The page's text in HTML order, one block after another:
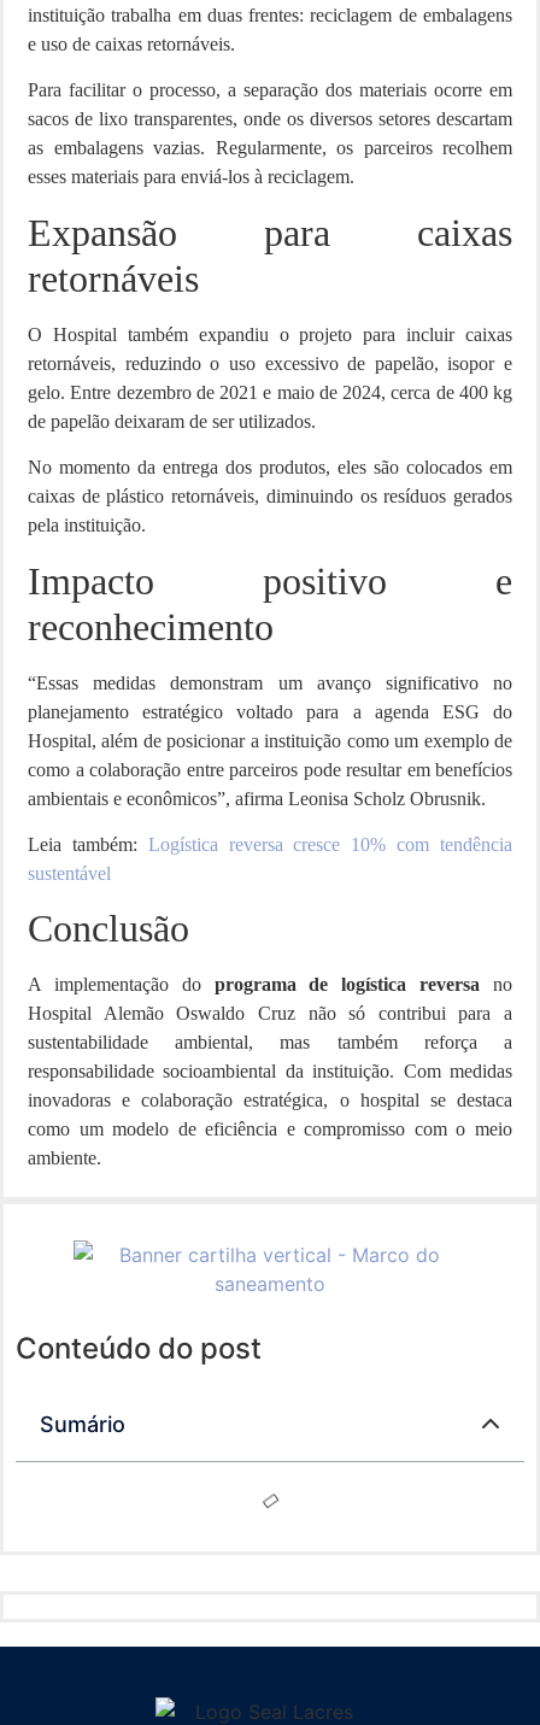
instituição trabalha em duas frentes: reciclagem de embalagens
e uso de caixas retornáveis.
Para facilitar o processo, a separação dos materiais ocorre em
sacos de lixo transparentes, onde os diversos setores descartam
as embalagens vazias. Regularmente, os parceiros recolhem
esses materiais para enviá-los à reciclagem.
Expansão para caixas
retornáveis
O Hospital também expandiu o projeto para incluir caixas
retornáveis, reduzindo o uso excessivo de papelão, isopor e
gelo. Entre dezembro de 2021 e maio de 2024, cerca de 400 kg
de papelão deixaram de ser utilizados.
No momento da entrega dos produtos, eles são colocados em
caixas de plástico retornáveis, diminuindo os resíduos gerados
pela instituição.
Impacto positivo e
reconhecimento
“Essas medidas demonstram um avanço significativo no
planejamento estratégico voltado para a agenda ESG do
Hospital, além de posicionar a instituição como um exemplo de
como a colaboração entre parceiros pode resultar em benefícios
ambientais e econômicos”, afirma Leonisa Scholz Obrusnik.
Leia também: Logística reversa cresce 10% com tendência
sustentável
Conclusão
A implementação do programa de logística reversa no
Hospital Alemão Oswaldo Cruz não só contribui para a
sustentabilidade ambiental, mas também reforça a
responsabilidade socioambiental da instituição. Com medidas
inovadoras e colaboração estratégica, o hospital se destaca
como um modelo de eficiência e compromisso com o meio
ambiente.
Conteúdo do post
Sumário